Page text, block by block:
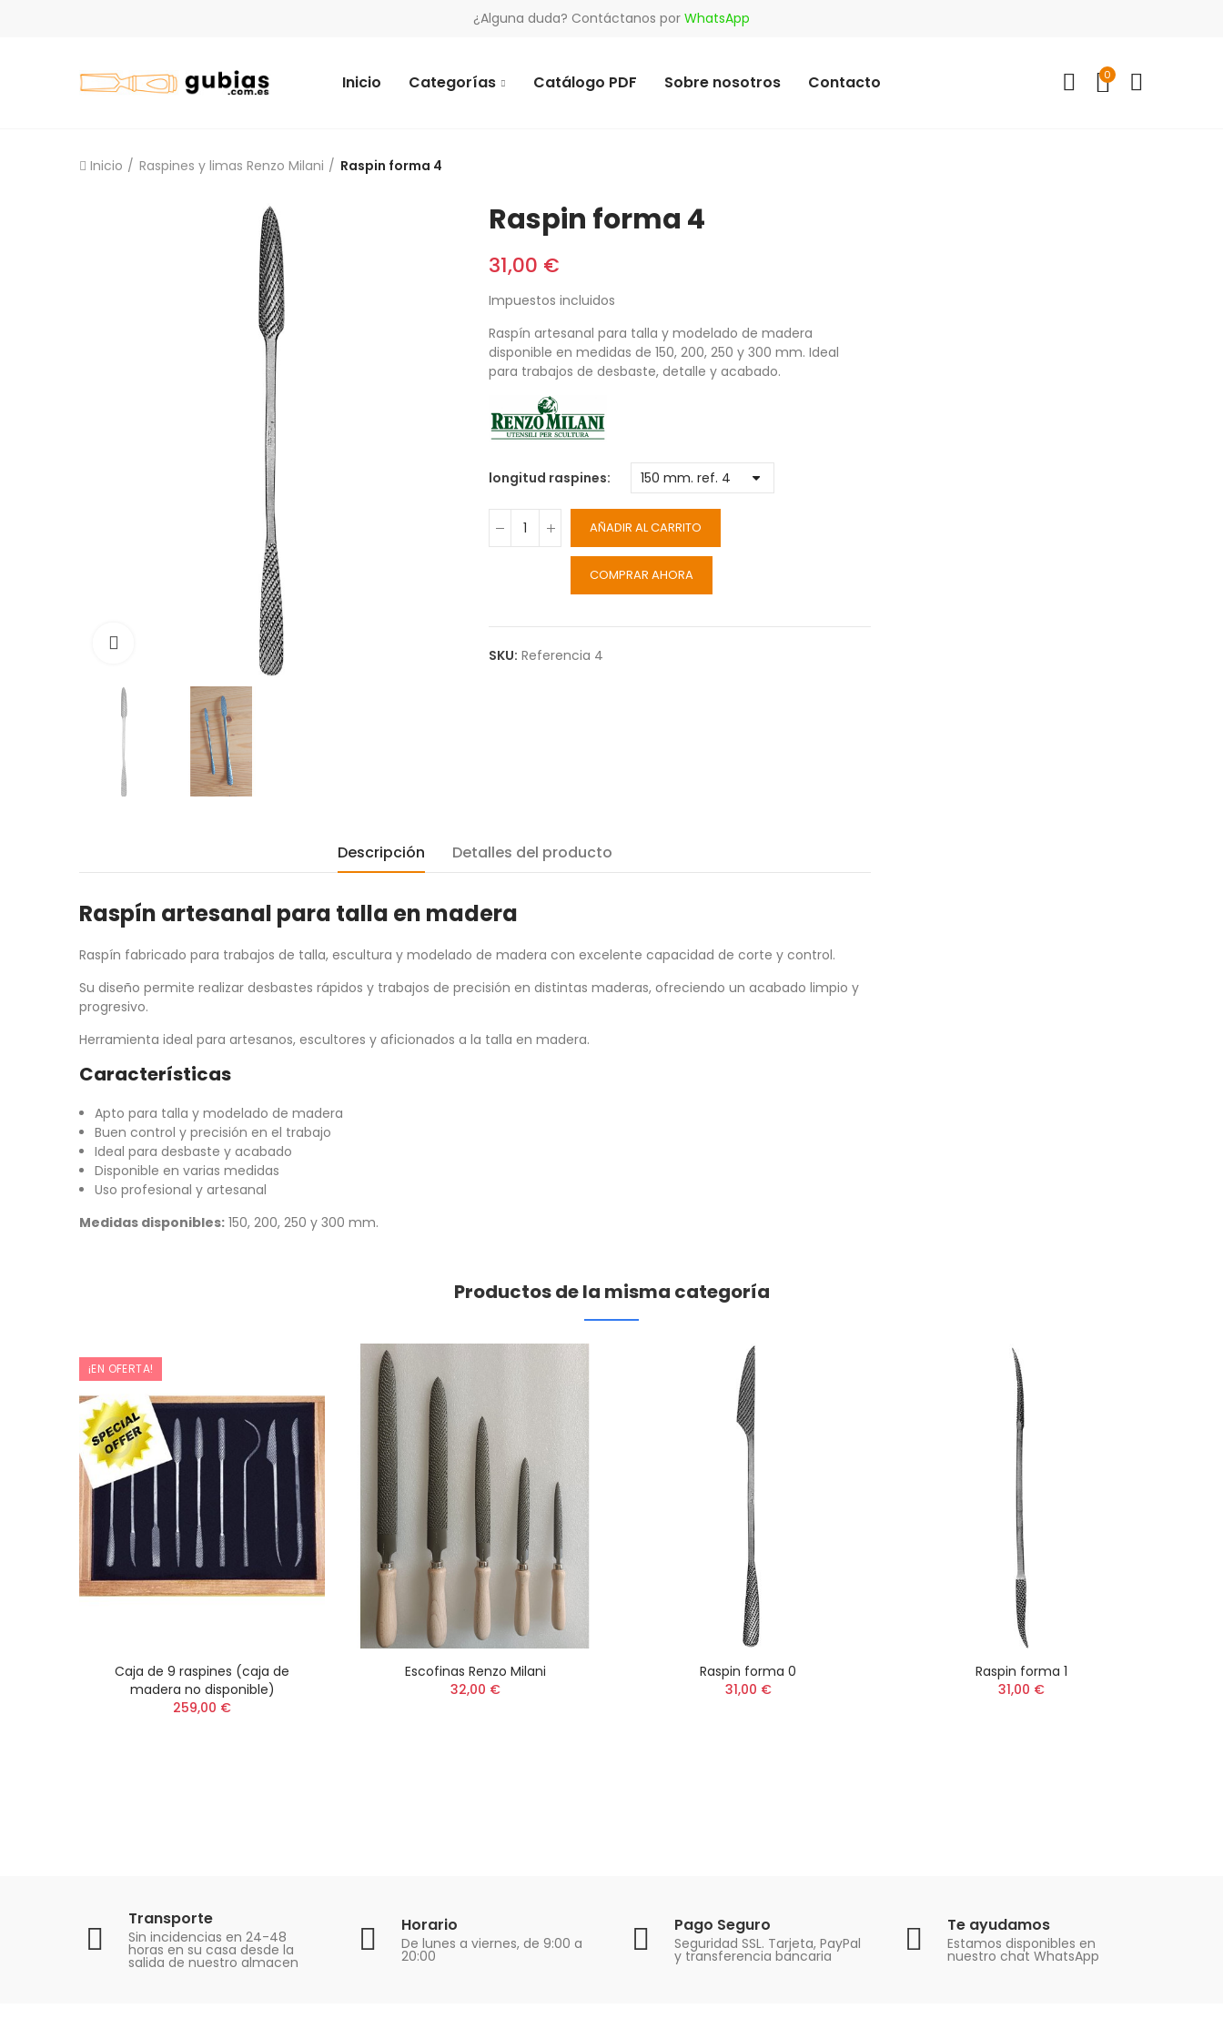
¿Alguna duda? Contáctanos por WhatsApp
Inicio Categorías Catálogo PDF Sobre nosotros Contacto 0
Inicio Raspines y limas Renzo Milani Raspin forma 4
Raspin forma 4
31,00 €
Impuestos incluidos
Raspín artesanal para talla y modelado de madera
disponible en medidas de 150, 200, 250 y 300 mm. Ideal
para trabajos de desbaste, detalle y acabado.
longitud raspines
AÑADIR AL CARRITO
COMPRAR AHORA
SKU: Referencia 4
Descripción Detalles del producto
Raspín artesanal para talla en madera
Raspín fabricado para trabajos de talla, escultura y modelado de madera con excelente capacidad de corte y control.
Su diseño permite realizar desbastes rápidos y trabajos de precisión en distintas maderas, ofreciendo un acabado limpio y
progresivo.
Herramienta ideal para artesanos, escultores y aficionados a la talla en madera.
Características
Apto para talla y modelado de madera
Buen control y precisión en el trabajo
Ideal para desbaste y acabado
Disponible en varias medidas
Uso profesional y artesanal
Medidas disponibles: 150, 200, 250 y 300 mm.
Productos de la misma categoría
¡EN OFERTA!
Caja de 9 raspines (caja de
madera no disponible)
259,00 €
Escofinas Renzo Milani
32,00 €
Raspin forma 0
31,00 €
Raspin forma 1
31,00 €
Transporte
Sin incidencias en 24-48
horas en su casa desde la
salida de nuestro almacen
Horario
De lunes a viernes, de 9:00 a
20:00
Pago Seguro
Seguridad SSL. Tarjeta, PayPal
y transferencia bancaria
Te ayudamos
Estamos disponibles en
nuestro chat WhatsApp